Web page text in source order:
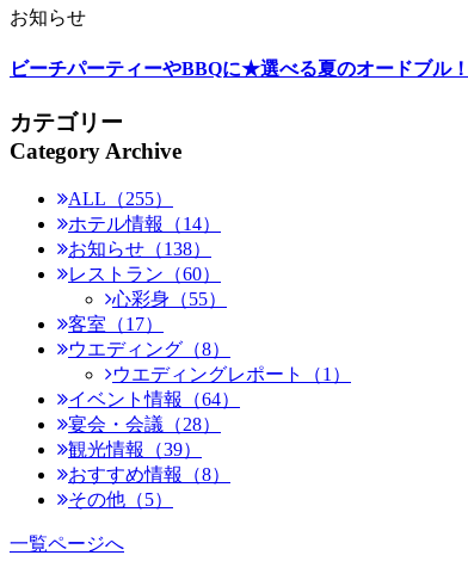
お知らせ
ビーチパーティーやBBQに★選べる夏のオードブル！
カテゴリー
Category Archive
ALL（255）
ホテル情報（14）
お知らせ（138）
レストラン（60）
心彩身（55）
客室（17）
ウエディング（8）
ウエディングレポート（1）
イベント情報（64）
宴会・会議（28）
観光情報（39）
おすすめ情報（8）
その他（5）
一覧ページへ